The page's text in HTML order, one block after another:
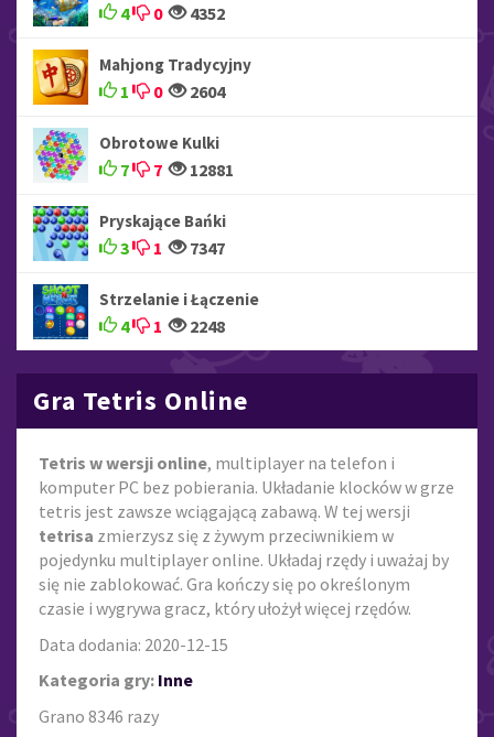
4 0 4352
Mahjong Tradycyjny
1 0 2604
Obrotowe Kulki
7 7 12881
Pryskające Bańki
3 1 7347
Strzelanie i Łączenie
4 1 2248
Gra Tetris Online
Tetris w wersji online, multiplayer na telefon i
komputer PC bez pobierania. Układanie klocków w grze
tetris jest zawsze wciągającą zabawą. W tej wersji
tetrisa zmierzysz się z żywym przeciwnikiem w
pojedynku multiplayer online. Układaj rzędy i uważaj by
się nie zablokować. Gra kończy się po określonym
czasie i wygrywa gracz, który ułożył więcej rzędów.
Data dodania: 2020-12-15
Kategoria gry: Inne
Grano 8346 razy